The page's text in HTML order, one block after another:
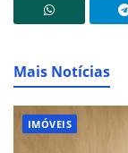
Mais Notícias
IMÓVEIS